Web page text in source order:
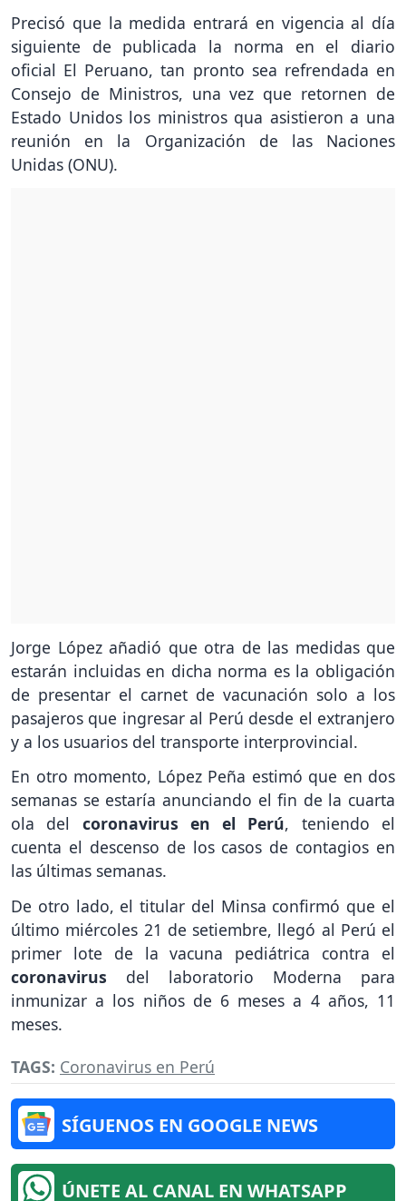
Precisó que la medida entrará en vigencia al día
siguiente de publicada la norma en el diario
oficial El Peruano, tan pronto sea refrendada en
Consejo de Ministros, una vez que retornen de
Estado Unidos los ministros qua asistieron a una
reunión en la Organización de las Naciones
Unidas (ONU).
Jorge López añadió que otra de las medidas que
estarán incluidas en dicha norma es la obligación
de presentar el carnet de vacunación solo a los
pasajeros que ingresar al Perú desde el extranjero
y a los usuarios del transporte interprovincial.
En otro momento, López Peña estimó que en dos
semanas se estaría anunciando el fin de la cuarta
ola del coronavirus en el Perú, teniendo el
cuenta el descenso de los casos de contagios en
las últimas semanas.
De otro lado, el titular del Minsa confirmó que el
último miércoles 21 de setiembre, llegó al Perú el
primer lote de la vacuna pediátrica contra el
coronavirus del laboratorio Moderna para
inmunizar a los niños de 6 meses a 4 años, 11
meses.
TAGS: Coronavirus en Perú
SÍGUENOS EN GOOGLE NEWS
ÚNETE AL CANAL EN WHATSAPP